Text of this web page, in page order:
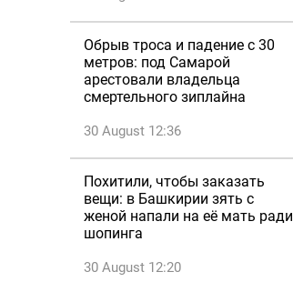
Обрыв троса и падение с 30
метров: под Самарой
арестовали владельца
смертельного зиплайна
30 August 12:36
Похитили, чтобы заказать
вещи: в Башкирии зять с
женой напали на её мать ради
шопинга
30 August 12:20